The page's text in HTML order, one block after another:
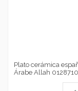
Plato cerámica
Árabe Allah